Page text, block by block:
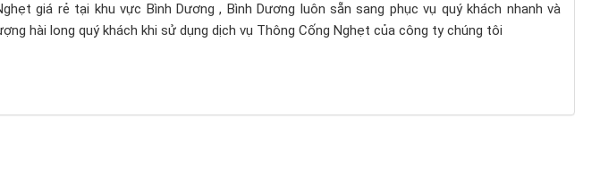
giá rẻ tại khu vực Bình Dương , Bình Dương luôn sẵn sang phục vụ quý khách nhanh và
hài long quý khách khi sử dụng dịch vụ Thông Cống Nghẹt của công ty chúng tôi